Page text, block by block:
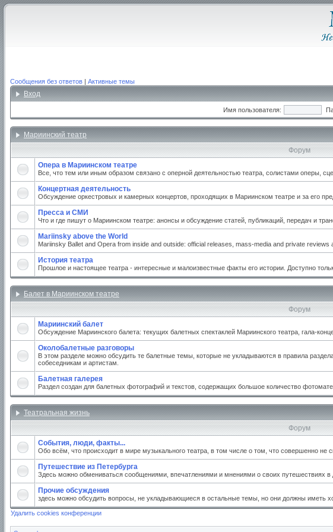
Сообщения без ответов | Активные темы
Вход
Имя пользователя:
Мариинский театр
Форум
Опера в Мариинском театре
Все, что тем или иным образом связано с оперной деятельностью театра, солистами оперы,
Концертная деятельность
Обсуждение оркестровых и камерных концертов, проходящих в Мариинском театре и за его
Пресса и СМИ
Что и где пишут о Мариинском театре: анонсы и обсуждение статей, публикаций, передач и
Mariinsky above the World
Mariinsky Ballet and Opera from inside and outside: official releases, mass-media and private
История театра
Прошлое и настоящее театра - интересные и малоизвестные факты его истории. Доступно
Балет в Мариинском театре
Форум
Мариинский балет
Обсуждение Мариинского балета: текущих балетных спектаклей Мариинского театра, гала-
Околобалетные разговоры
В этом разделе можно обсудить те балетные темы, которые не укладываются в правила
собеседникам и артистам.
Балетная галерея
Раздел создан для балетных фотографий и текстов, содержащих большое количество
Театральная жизнь
Форум
События, люди, факты...
Обо всём, что происходит в мире музыкального театра, в том числе о том, что совершенно не
Путешествие из Петербурга
Здесь можно обмениваться сообщениями, впечатлениями и мнениями о своих путешествиях
Прочие обсуждения
здесь можно обсудить вопросы, не укладывающиеся в остальные темы, но они должны иметь
Удалить cookies конференции